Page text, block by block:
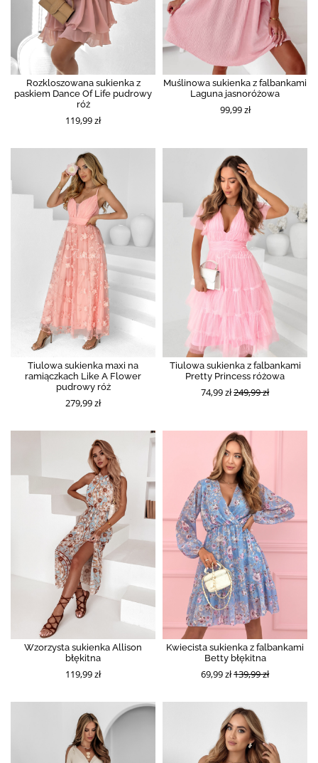
Rozkloszowana sukienka z
paskiem Dance Of Life pudrowy
róż
119,99 zł
Muślinowa sukienka z falbankami
Laguna jasnoróżowa
99,99 zł
Tiulowa sukienka maxi na
ramiączkach Like A Flower
pudrowy róż
279,99 zł
Tiulowa sukienka z falbankami
Pretty Princess różowa
74,99 zł249,99 zł
Wzorzysta sukienka Allison
błękitna
119,99 zł
Kwiecista sukienka z falbankami
Betty błękitna
69,99 zł139,99 zł